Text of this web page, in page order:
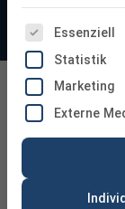
ES FOLGT
Essenziell
Statistik
Marketing
Externe